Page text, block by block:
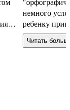
немного
ребенку
...
Читать